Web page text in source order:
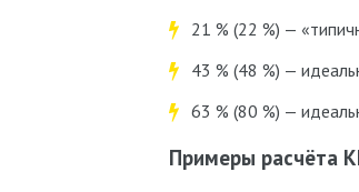
21 % (22 %) —
43 % (48 %) —
63 % (80 %) —
Примеры расчёта